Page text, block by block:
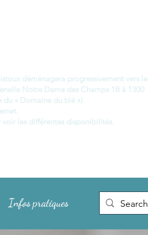
déménagera progressivement vers le
Notre Dame des Champs 1B à 1300
« Domaine du blé »).
voir les différentes disponibilités.
Infos pratiques